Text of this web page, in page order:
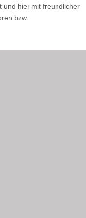
und hier mit freundlicher
bzw.